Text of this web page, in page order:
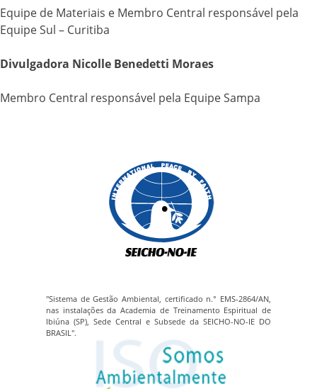
Equipe de Materiais e Membro Central responsável pela
Equipe Sul – Curitiba
Divulgadora Nicolle Benedetti Moraes
Membro Central responsável pela Equipe Sampa
"Sistema de Gestão Ambiental, certificado n.° EMS-2864/AN,
nas instalações da Academia de Treinamento Espiritual de
Ibiúna (SP), Sede Central e Subsede da SEICHO-NO-IE DO
BRASIL".